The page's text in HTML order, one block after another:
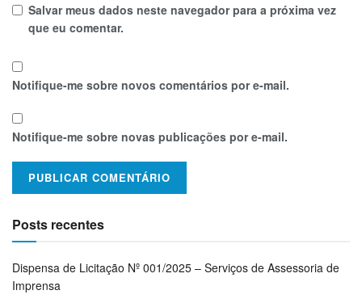
Salvar meus dados neste navegador para a próxima vez
que eu comentar.
Notifique-me sobre novos comentários por e-mail.
Notifique-me sobre novas publicações por e-mail.
Posts recentes
Dispensa de Licitação Nº 001/2025 – Serviços de Assessoria de
Imprensa